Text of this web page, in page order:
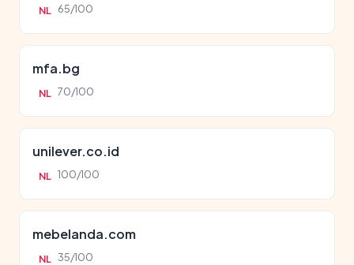
NL 65/100
mfa.bg
NL 70/100
unilever.co.id
NL 100/100
mebelanda.com
NL 35/100